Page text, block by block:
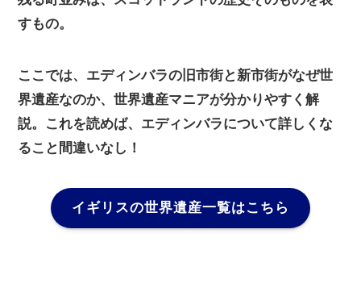
すもの。
ここでは、エディンバラの旧市街と新市街がなぜ世
界遺産なのか、世界遺産マニアが分かりやすく解
説。これを読めば、エディンバラについて詳しくな
ること間違いなし！
イギリスの世界遺産一覧はこちら